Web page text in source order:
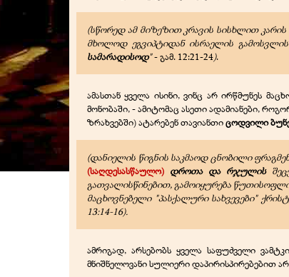
(სწორედ ამ მიზეზით კრავის სისხლით
მხოლოდ ეგვიპტიდან ისრაელის
სამარადისოდ"- გამ. 12:21-24).
ამასთან ყველა ისინი, ვინც არ ირწმუნეს
მონობაში, - ამიტომაც ასეთი ადამიანები,
ზრახვებში) ატარებენ თავიანთიცოდვილი
(დანიელის წიგნის საკმაოდ ცნობილი
(საღდესასწაულო) დროთა და რჯულის
გათვალისწინებით, გამოიყურება
მაცხოვნებელი "პასქალური სახვევები"
13:14-16).
ამრიგად, არსებობს ყველა საფუძველი
მნიშნელოვანი სულიერი დაპირისპირებებით